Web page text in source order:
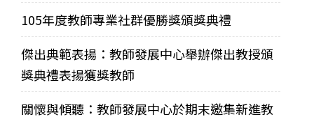
105年度教師專業社群優勝獎頒獎典禮
傑出典範表揚：教師發展中心舉辦傑出教授頒
獎典禮表揚獲獎教師
關懷與傾聽：教師發展中心於期末邀集新進教